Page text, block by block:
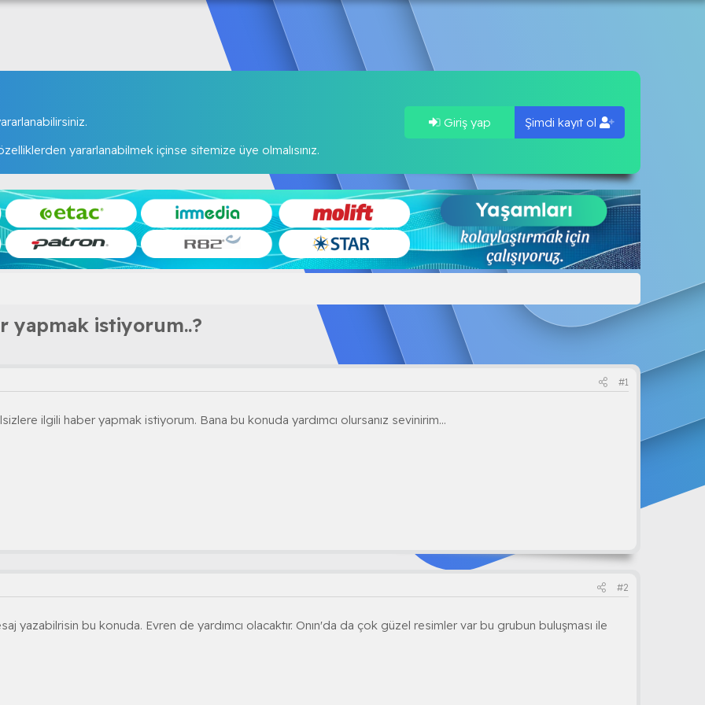
yararlanabilmek içinse sitemize üye olmalısınız.
Giriş yap Şimdi kayıt ol
yapmak istiyorum..?
#1
ilgili haber yapmak istiyorum. Bana bu konuda yardımcı olursanız sevinirim...
#2
yazabilrisin bu konuda. Evren de yardımcı olacaktır. Onın'da da çok güzel resimler var bu grubun buluşması ile